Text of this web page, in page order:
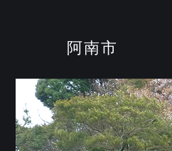
阿南市